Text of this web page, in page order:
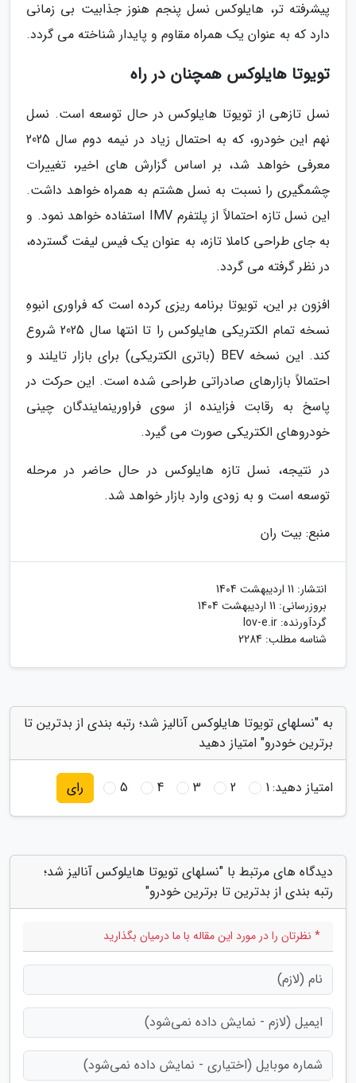
پیشرفته تر، هایلوکس نسل پنجم هنوز جذابیت بی زمانی
دارد که به عنوان یک همراه مقاوم و پایدار شناخته می گردد.
تویوتا هایلوکس همچنان در راه
نسل تازهی از تویوتا هایلوکس در حال توسعه است. نسل
نهم این خودرو، که به احتمال زیاد در نیمه دوم سال 2025
معرفی خواهد شد، بر اساس گزارش های اخیر، تغییرات
چشمگیری را نسبت به نسل هشتم به همراه خواهد داشت.
این نسل تازه احتمالاً از پلتفرم IMV استفاده خواهد نمود. و
به جای طراحی کاملا تازه، به عنوان یک فیس لیفت گسترده،
در نظر گرفته می گردد.
افزون بر این، تویوتا برنامه ریزی کرده است که فراوری انبوهِ
نسخه تمام الکتریکی هایلوکس را تا انتها سال 2025 شروع
کند. این نسخه BEV (باتری الکتریکی) برای بازار تایلند و
احتمالاً بازارهای صادراتی طراحی شده است. این حرکت در
پاسخ به رقابت فزاینده از سوی فراورینمایندگان چینی
خودروهای الکتریکی صورت می گیرد.
در نتیجه، نسل تازه هایلوکس در حال حاضر در مرحله
توسعه است و به زودی وارد بازار خواهد شد.
منبع: بیت ران
انتشار: 11 اردیبهشت 1404
بروزرسانی: 11 اردیبهشت 1404
گردآورنده: lov-e.ir
شناسه مطلب: 2284
به "نسلهای تویوتا هایلوکس آنالیز شد؛ رتبه بندی از بدترین تا
برترین خودرو" امتیاز دهید
امتیاز دهید:1
2
3
4
5 رای
دیدگاه های مرتبط با "نسلهای تویوتا هایلوکس آنالیز شد؛
رتبه بندی از بدترین تا برترین خودرو"
* نظرتان را در مورد این مقاله با ما درمیان بگذارید